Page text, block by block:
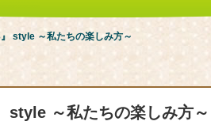
style ～私たちの楽しみ方～
style ～私たちの楽しみ方～